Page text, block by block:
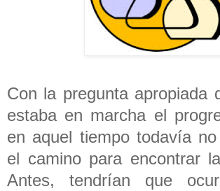
Con la pregunta apropiada
estaba en marcha el
en aquel tiempo todavía
el camino para encontrar
Antes, tendrían que